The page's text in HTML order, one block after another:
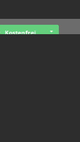
Kostenfrei